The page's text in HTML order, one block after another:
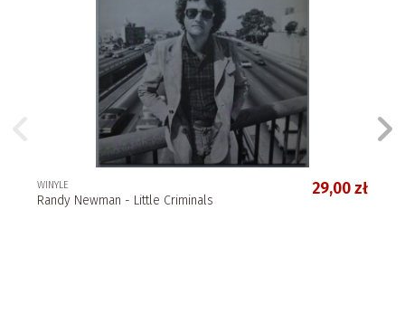
WINYLE
Randy Newman - Little Criminals
29,00 zł